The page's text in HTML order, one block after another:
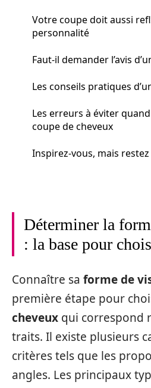
Votre coupe doit aussi
personnalité
Faut-il demander l’avis
Les conseils pratiques
Les erreurs à éviter
coupe de cheveux
Inspirez-vous, mais
Déterminer la
: la base pour
Connaître sa forme de
première étape pour
cheveux qui correspond
traits. Il existe plusieurs
critères tels que les
angles. Les principaux